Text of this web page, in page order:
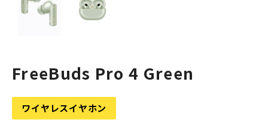
FreeBuds Pro 4 Green
ワイヤレスイヤホン